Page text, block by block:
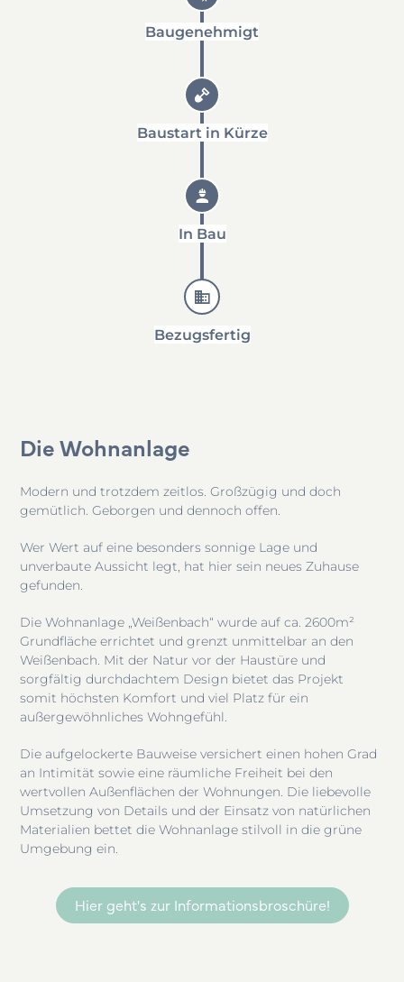
Baugenehmigt
Baustart in Kürze
In Bau
Bezugsfertig
Die Wohnanlage
Modern und trotzdem zeitlos. Großzügig und doch
gemütlich. Geborgen und dennoch offen.
Wer Wert auf eine besonders sonnige Lage und
unverbaute Aussicht legt, hat hier sein neues Zuhause
gefunden.
Die Wohnanlage „Weißenbach“ wurde auf ca. 2600m²
Grundfläche errichtet und grenzt unmittelbar an den
Weißenbach. Mit der Natur vor der Haustüre und
sorgfältig durchdachtem Design bietet das Projekt
somit höchsten Komfort und viel Platz für ein
außergewöhnliches Wohngefühl.
Die aufgelockerte Bauweise versichert einen hohen Grad
an Intimität sowie eine räumliche Freiheit bei den
wertvollen Außenflächen der Wohnungen. Die liebevolle
Umsetzung von Details und der Einsatz von natürlichen
Materialien bettet die Wohnanlage stilvoll in die grüne
Umgebung ein.
Hier geht's zur Informationsbroschüre!